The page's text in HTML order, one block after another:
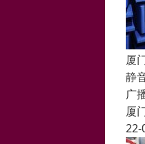
厦
静
广
厦
22-